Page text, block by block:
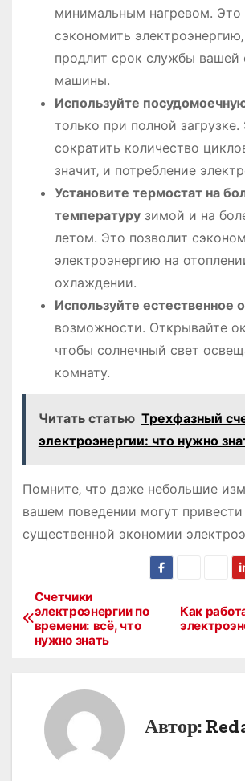
минимальным нагревом. Это
сэкономить
продлит срок службы вашей
машины.
Используйте
только при полной загрузке.
сократить количество
значит‚ и потребление
Установите термостат на
температурузимой и на
летом. Это позволит
электроэнергию на
охлаждении.
Используйте естественное
возможности. Открывайте
чтобы солнечный свет
комнату.
Читать статью Трехфазный
электроэнергии: что нужно
Помните‚ что даже небольшие
вашем поведении могут привести
существенной экономии
Н
Как
Счетчики
электроэнергии по
времени: всё, что
нужно знать
Автор: